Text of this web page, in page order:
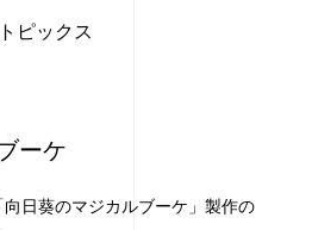
トピックス
ーケ
日葵のマジカルブーケ」製作の